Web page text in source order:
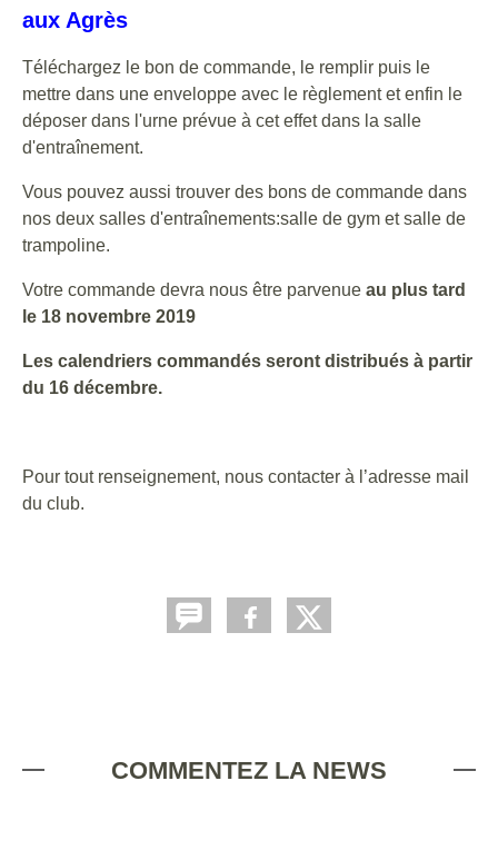
aux Agrès
Téléchargez le bon de commande, le remplir puis le
mettre dans une enveloppe avec le règlement et enfin le
déposer dans l'urne prévue à cet effet dans la salle
d'entraînement.
Vous pouvez aussi trouver des bons de commande dans
nos deux salles d'entraînements:salle de gym et salle de
trampoline.
Votre commande devra nous être parvenue au plus tard
le 18 novembre 2019
Les calendriers commandés seront distribués à partir
du 16 décembre.
Pour tout renseignement, nous contacter à l’adresse mail
du club.
COMMENTEZ LA NEWS